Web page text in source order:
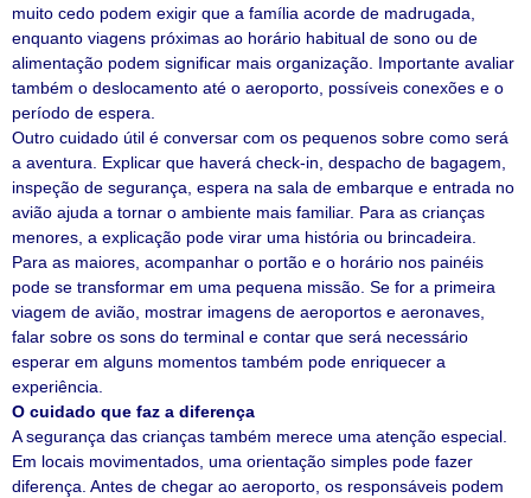
muito cedo podem exigir que a família acorde de madrugada,
enquanto viagens próximas ao horário habitual de sono ou de
alimentação podem significar mais organização. Importante avaliar
também o deslocamento até o aeroporto, possíveis conexões e o
período de espera.
Outro cuidado útil é conversar com os pequenos sobre como será
a aventura. Explicar que haverá check-in, despacho de bagagem,
inspeção de segurança, espera na sala de embarque e entrada no
avião ajuda a tornar o ambiente mais familiar. Para as crianças
menores, a explicação pode virar uma história ou brincadeira.
Para as maiores, acompanhar o portão e o horário nos painéis
pode se transformar em uma pequena missão. Se for a primeira
viagem de avião, mostrar imagens de aeroportos e aeronaves,
falar sobre os sons do terminal e contar que será necessário
esperar em alguns momentos também pode enriquecer a
experiência.
O cuidado que faz a diferença
A segurança das crianças também merece uma atenção especial.
Em locais movimentados, uma orientação simples pode fazer
diferença. Antes de chegar ao aeroporto, os responsáveis podem